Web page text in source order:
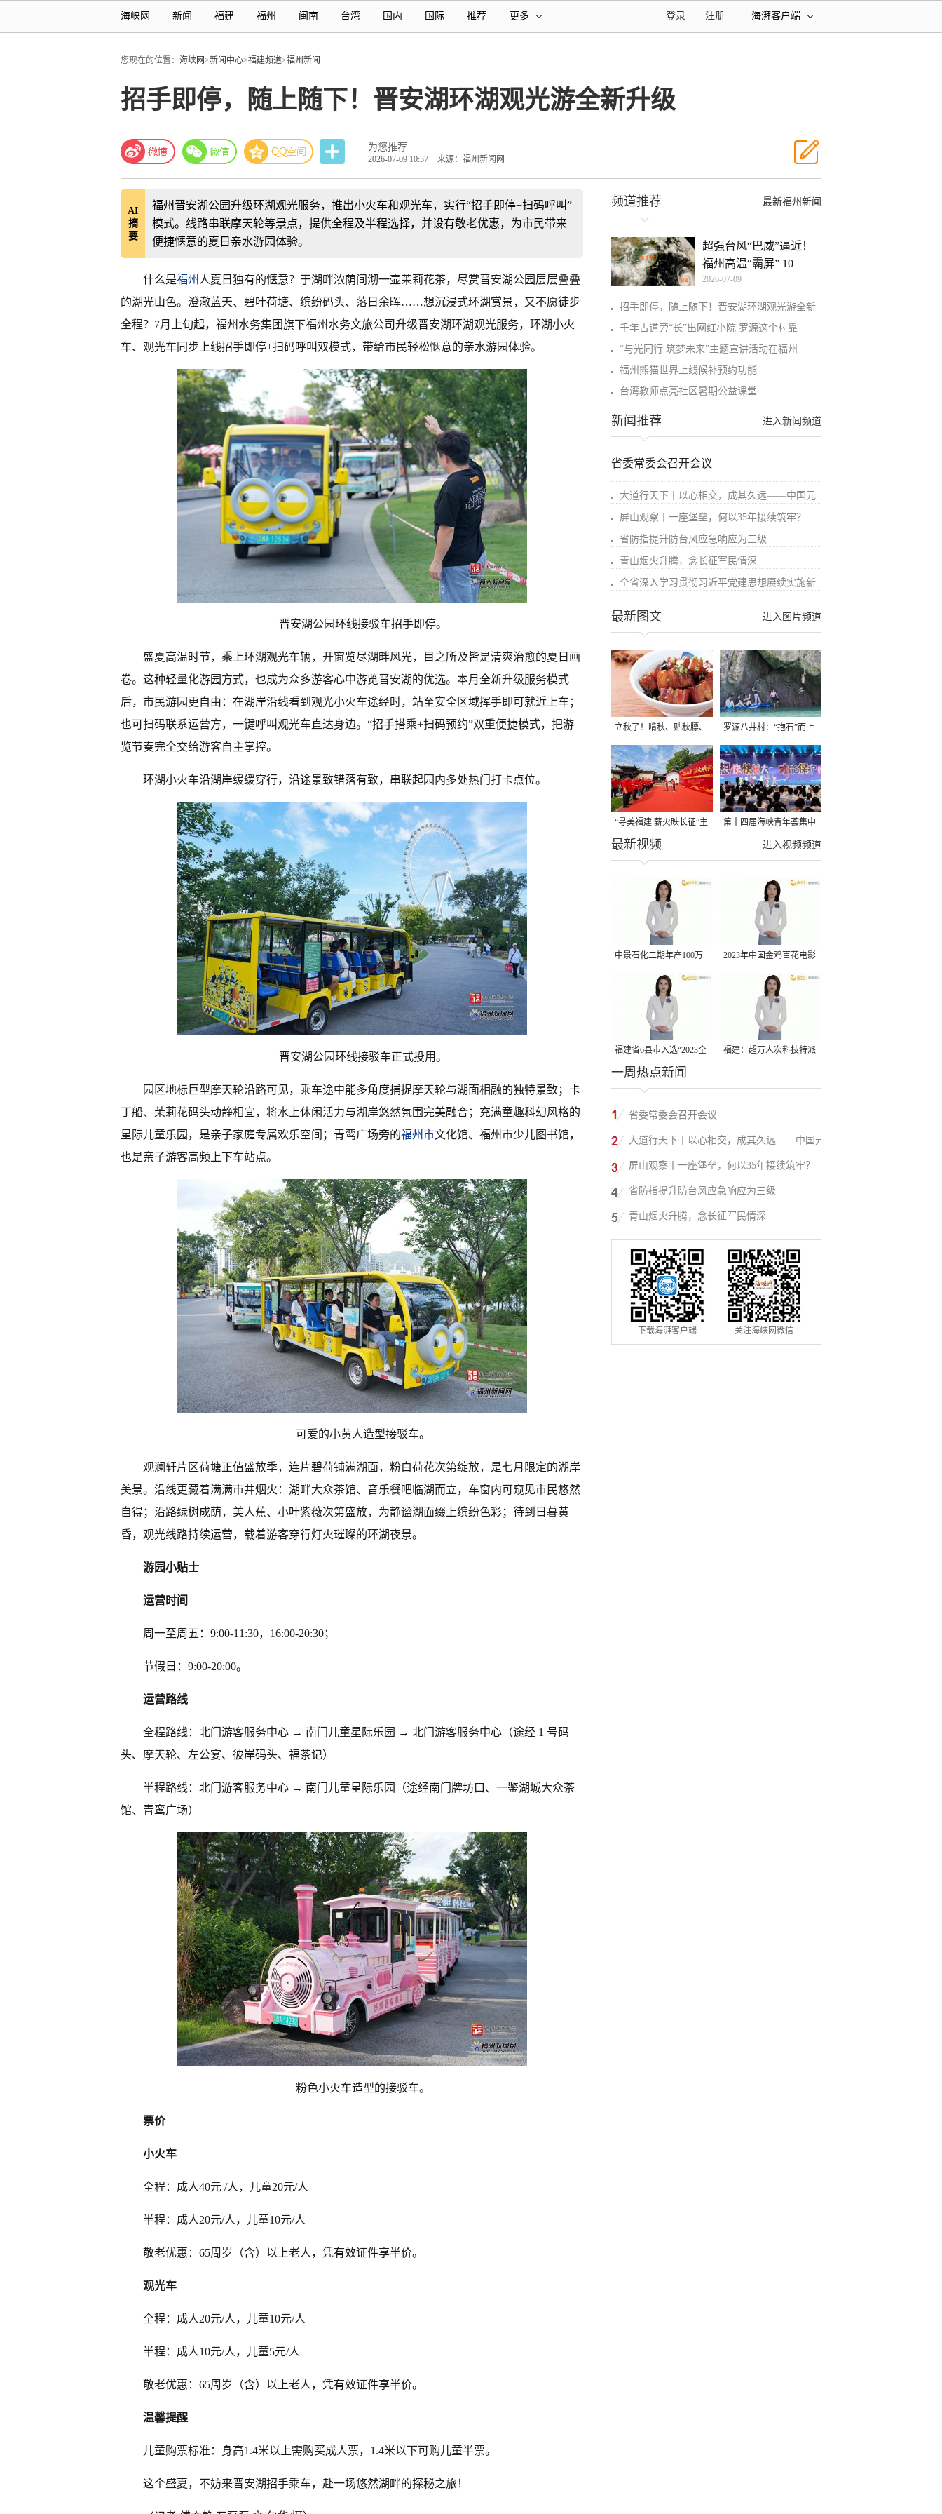
海峡网 新闻 福建 福州 闽南 台湾 国内 国际 推荐 更多 海湃客户端
注册
登录
您现在的位置： 海峡网>新闻中心>福建频道>福州新闻
招手即停，随上随下！晋安湖环湖观光游全新升级
为您推荐
2026-07-09 10:37 来源：福州新闻网
AI
摘
要
福州晋安湖公园升级环湖观光服务，推出小火车和观光车，实行“招手即停+扫码呼叫”
模式。线路串联摩天轮等景点，提供全程及半程选择，并设有敬老优惠，为市民带来
便捷惬意的夏日亲水游园体验。
什么是福州 人夏日独有的惬意？于湖畔浓荫间沏一壶茉莉花茶，尽赏晋安湖公园层层叠叠
的湖光山色。澄澈蓝天、碧叶荷塘、缤纷码头、落日余晖……想沉浸式环湖赏景，又不愿徒步
全程？7月上旬起，福州水务集团旗下福州水务文旅公司升级晋安湖环湖观光服务，环湖小火
车、观光车同步上线招手即停+扫码呼叫双模式，带给市民轻松惬意的亲水游园体验。
晋安湖公园环线接驳车招手即停。
盛夏高温时节，乘上环湖观光车辆，开窗览尽湖畔风光，目之所及皆是清爽治愈的夏日画
卷。这种轻量化游园方式，也成为众多游客心中游览晋安湖的优选。本月全新升级服务模式
后，市民游园更自由：在湖岸沿线看到观光小火车途经时，站至安全区域挥手即可就近上车；
也可扫码联系运营方，一键呼叫观光车直达身边。“招手搭乘+扫码预约”双重便捷模式，把游
览节奏完全交给游客自主掌控。
环湖小火车沿湖岸缓缓穿行，沿途景致错落有致，串联起园内多处热门打卡点位。
晋安湖公园环线接驳车正式投用。
园区地标巨型摩天轮沿路可见，乘车途中能多角度捕捉摩天轮与湖面相融的独特景致；卡
丁船、茉莉花码头动静相宜，将水上休闲活力与湖岸悠然氛围完美融合；充满童趣科幻风格的
星际儿童乐园，是亲子家庭专属欢乐空间；青鸾广场旁的福州市文化馆、福州市少儿图书馆，
也是亲子游客高频上下车站点。
可爱的小黄人造型接驳车。
观澜轩片区荷塘正值盛放季，连片碧荷铺满湖面，粉白荷花次第绽放，是七月限定的湖岸
美景。沿线更藏着满满市井烟火：湖畔大众茶馆、音乐餐吧临湖而立，车窗内可窥见市民悠然
自得；沿路绿树成荫，美人蕉、小叶紫薇次第盛放，为静谧湖面缀上缤纷色彩；待到日暮黄
昏，观光线路持续运营，载着游客穿行灯火璀璨的环湖夜景。
游园小贴士
运营时间
周一至周五：9:00-11:30，16:00-20:30；
节假日：9:00-20:00。
运营路线
全程路线：北门游客服务中心 → 南门儿童星际乐园 → 北门游客服务中心（途经 1 号码
头、摩天轮、左公宴、彼岸码头、福茶记）
半程路线：北门游客服务中心 → 南门儿童星际乐园（途经南门牌坊口、一鉴湖城大众茶
馆、青鸾广场）
粉色小火车造型的接驳车。
票价
小火车
全程：成人40元 /人，儿童20元/人
半程：成人20元/人，儿童10元/人
敬老优惠：65周岁（含）以上老人，凭有效证件享半价。
观光车
全程：成人20元/人，儿童10元/人
半程：成人10元/人，儿童5元/人
敬老优惠：65周岁（含）以上老人，凭有效证件享半价。
温馨提醒
儿童购票标准：身高1.4米以上需购买成人票，1.4米以下可购儿童半票。
这个盛夏，不妨来晋安湖招手乘车，赴一场悠然湖畔的探秘之旅！
最新福州新闻
频道推荐
超强台风“巴威”逼近！
福州高温“霸屏” 10
2026-07-09
招手即停，随上随下！晋安湖环湖观光游全新
千年古道旁“长”出网红小院 罗源这个村靠
“与光同行 筑梦未来”主题宣讲活动在福州
福州熊猫世界上线候补预约功能
台湾教师点亮社区暑期公益课堂
进入新闻频道
新闻推荐
省委常委会召开会议
大道行天下丨以心相交，成其久远——中国元
屏山观察丨一座堡垒，何以35年接续筑牢？
省防指提升防台风应急响应为三级
青山烟火升腾，念长征军民情深
全省深入学习贯彻习近平党建思想赓续实施新
进入图片频道
最新图文
立秋了！啃秋、贴秋膘、
晒秋，福建人这样过才够
味→
罗源八井村：“抱石”而上
“寻美福建 薪火映长征”主
题活动在龙岩长汀启动
第十四届海峡青年荟集中
阶段活动在福州举行
进入视频频道
最新视频
中景石化二期年产100万
吨丙烷脱氢项目建成中交
2023年中国金鸡百花电影
节有福电影巡展31日启动
福建省6县市入选“2023全
国县域发展潜力百强县”
福建：超万人次科技特派
一周热点新闻
省委常委会召开会议
大道行天下丨以心相交，成其久远——中国元
首外交的世界情怀与大国气派
屏山观察丨一座堡垒，何以35年接续筑牢？
省防指提升防台风应急响应为三级
青山烟火升腾，念长征军民情深
下载海湃客户端 关注海峡网微信